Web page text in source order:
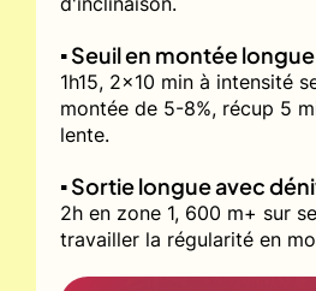
▪️ Seuil en montée
1h15, 2x10 min à intensité
montée de 5-8%, récup 5
lente.
▪️ Sortie longue avec
2h en zone 1, 600 m+ sur
travailler la régularité en